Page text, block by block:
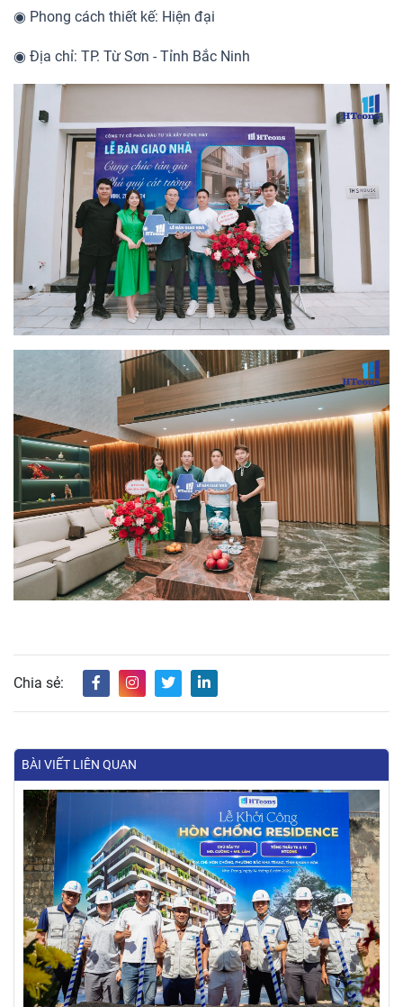
◉ Phong cách thiết kế: Hiện đại
◉ Địa chỉ: TP. Từ Sơn - Tỉnh Bắc Ninh
Chia sẻ:
BÀI VIẾT LIÊN QUAN